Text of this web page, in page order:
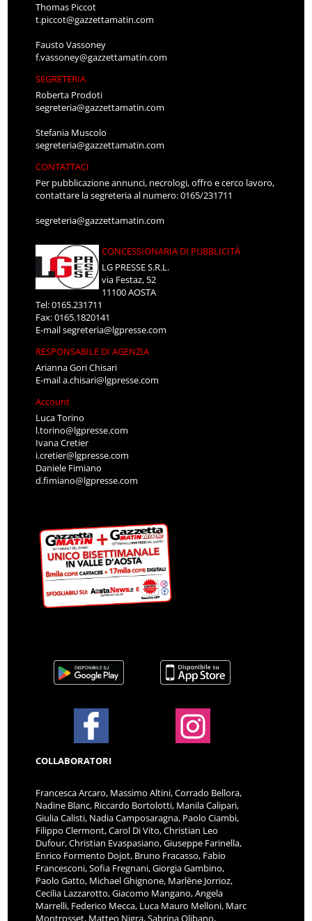
Thomas Piccot
t.piccot@gazzettamatin.com
Fausto Vassoney
f.vassoney@gazzettamatin.com
SEGRETERIA
Roberta Prodoti
segreteria@gazzettamatin.com
Stefania Muscolo
segreteria@gazzettamatin.com
CONTATTACI
Per pubblicazione annunci, necrologi, offro e cerco lavoro,
contattare la segreteria al numero: 0165/231711
segreteria@gazzettamatin.com
CONCESSIONARIA DI PUBBLICITÀ
LG PRESSE S.R.L.
via Festaz, 52
11100 AOSTA
Tel: 0165.231711
Fax: 0165.1820141
E-mailsegreteria@lgpresse.com
RESPONSABILE DI AGENZIA
Arianna Gori Chisari
E-maila.chisari@lgpresse.com
Account
Luca Torino
l.torino@lgpresse.com
Ivana Cretier
i.cretier@lgpresse.com
Daniele Fimiano
d.fimiano@lgpresse.com
COLLABORATORI
Francesca Arcaro, Massimo Altini, Corrado Bellora,
Nadine Blanc, Riccardo Bortolotti, Manila Calipari,
Giulia Calisti, Nadia Camposaragna, Paolo Ciambi,
Filippo Clermont, Carol Di Vito, Christian Leo
Dufour, Christian Evaspasiano, Giuseppe Farinella,
Enrico Formento Dojot, Bruno Fracasso, Fabio
Francesconi, Sofia Fregnani, Giorgia Gambino,
Paolo Gatto, Michael Ghignone, Marlène Jorrioz,
Cecilia Lazzarotto, Giacomo Mangano, Angela
Marrelli, Federico Mecca, Luca Mauro Melloni, Marc
Montrosset, Matteo Nigra, Sabrina Olibano,